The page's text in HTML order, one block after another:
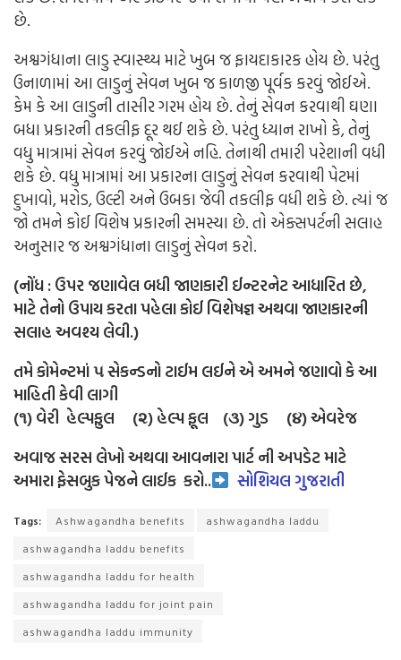
છે.
અશ્વગંધાના લાડુ સ્વાસ્થ્ય માટે ખુબ જ ફાયદાકારક હોય છે. પરંતુ
ઉનાળામાં આ લાડુનું સેવન ખુબ જ કાળજી પૂર્વક કરવું જોઈએ.
કેમ કે આ લાડુની તાસીર ગરમ હોય છે. તેનું સેવન કરવાથી ઘણા
બધા પ્રકારની તકલીફ દૂર થઈ શકે છે. પરંતુ ધ્યાન રાખો કે, તેનું
વધુ માત્રામાં સેવન કરવું જોઈએ નહિ. તેનાથી તમારી પરેશાની વધી
શકે છે. વધુ માત્રામાં આ પ્રકારના લાડુનું સેવન કરવાથી પેટમાં
દુખાવો, મરોડ, ઉલ્ટી અને ઉબકા જેવી તકલીફ વધી શકે છે. ત્યાં જ
જો તમને કોઈ વિશેષ પ્રકારની સમસ્યા છે. તો એક્સપર્ટની સલાહ
અનુસાર જ અશ્વગંધાના લાડુનું સેવન કરો.
(નોંધ : ઉપર જણાવેલ બધી જાણકારી ઈન્ટરનેટ આધારિત છે,
માટે તેનો ઉપાય કરતા પહેલા કોઈ વિશેષજ્ઞ અથવા જાણકારની
સલાહ અવશ્ય લેવી.)
તમે કોમેન્ટમાં ૫ સેકન્ડનો ટાઈમ લઈને એ અમને જણાવો કે આ
માહિતી કેવી લાગી
(૧) વેરી હેલ્પફુલ (૨) હેલ્પ ફૂલ (૩) ગુડ (૪) એવરેજ
અવાજ સરસ લેખો અથવા આવનારા પાર્ટ ની અપડેટ માટે
અમારા ફેસબુક પેજને લાઈક કરો.. સોશિયલ ગુજરાતી
Tags: Ashwagandha benefits
ashwagandha laddu
ashwagandha laddu benefits
ashwagandha laddu for health
ashwagandha laddu for joint pain
ashwagandha laddu immunity